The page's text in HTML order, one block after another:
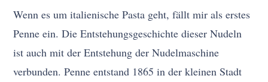
Wenn es um italienische Pasta geht, fällt mir als erstes
Penne ein. Die Entstehungsgeschichte dieser Nudeln
ist auch mit der Entstehung der Nudelmaschine
verbunden. Penne entstand 1865 in der kleinen Stadt